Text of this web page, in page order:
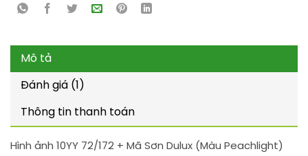
Mô tả
Đánh giá (1)
Thông tin thanh toán
Hình ảnh 10YY 72/172 + Mã Sơn Dulux (Màu Peachlight)